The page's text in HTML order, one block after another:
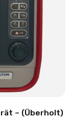
– (Überholt)